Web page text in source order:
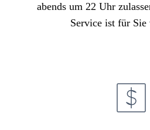
abends um 22 Uhr
Service ist für Sie